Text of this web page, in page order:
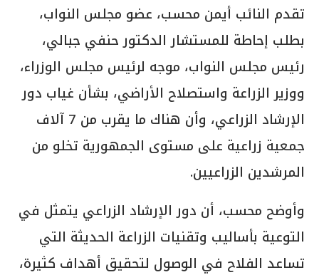
تقدم النائب أيمن محسب، عضو مجلس النواب،
بطلب إحاطة للمستشار الدكتور حنفي جبالي،
رئيس مجلس النواب، موجه لرئيس مجلس الوزراء،
ووزير الزراعة واستصلاح الأراضي، بشأن غياب دور
الإرشاد الزراعي، وأن هناك ما يقرب من 7 آلاف
جمعية زراعية على مستوى الجمهورية تخلو من
المرشدين الزراعيين.
وأوضح محسب، أن دور الإرشاد الزراعي يتمثل في
التوعية بأساليب وتقنيات الزراعة الحديثة التي
تساعد الفلاح في الوصول لتحقيق أهداف كثيرة،